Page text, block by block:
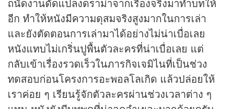
อีก ทำให้หนังมีความดุสมจริงสูงมากในการเล่า
และยังตัดตอนการเล่ามาได้อย่างไม่น่าเบื่อเลย
หนังแทบไม่เกริ่นปูพื้นตัวละครที่น่าเบื่อเลย แต่
กลับเข้าเรื่องรวดเร็วในภารกิจเจมิไนที่เป็นช่วง
ทดสอบก่อนโครงการอะพอลโลเกิด แล้วปล่อยให้
เราค่อย ๆ เรียนรู้จักตัวละครผ่านช่วงเวลาต่าง ๆ